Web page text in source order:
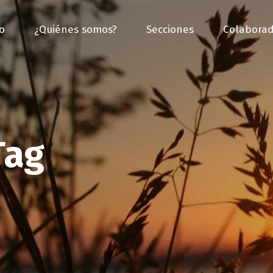
¿Quiénes somos? Secciones